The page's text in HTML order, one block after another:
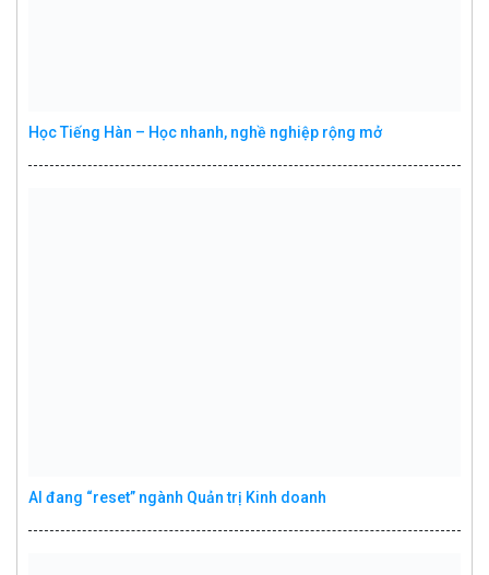
Học Tiếng Hàn – Học nhanh, nghề nghiệp rộng mở
AI đang “reset” ngành Quản trị Kinh doanh